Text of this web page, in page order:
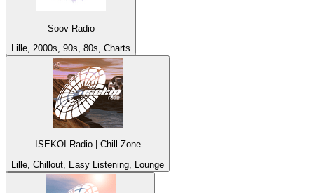
Soov Radio
Lille, 2000s, 90s, 80s, Charts
ISEKOI Radio | Chill Zone
Lille, Chillout, Easy Listening, Lounge